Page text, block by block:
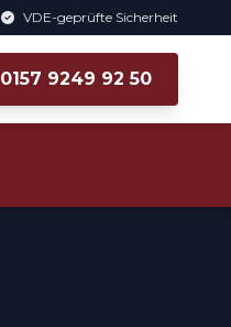
VDE-geprüfte Sicherheit
0157 9249 92 50